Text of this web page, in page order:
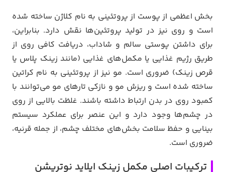
بخش اعظمی از پوست از پروتئینی به نام کلاژن ساخته شده
است و روی نیز در تولید پروتئین‌ها نقش دارد. بنابراین،
برای داشتن پوستی سالم و شاداب، دریافت کافی روی از
طریق رژیم غذایی یا مکمل‌های غذایی (مانند زینک پلاس یا
قرص زینک) ضروری است. مو نیز از پروتئینی به نام کراتین
ساخته شده است و ریزش مو و نازکی تارهای مو می‌توانند با
کمبود روی در بدن ارتباط داشته باشند. غلظت بالایی از روی
در چشم‌ها وجود دارد و این عنصر برای عملکرد سیستم
بینایی و حفظ سلامت بخش‌های مختلف چشم، از جمله قرنیه،
ضروری است.
ترکیبات اصلی مکمل زینک اپلاید نوتریشن